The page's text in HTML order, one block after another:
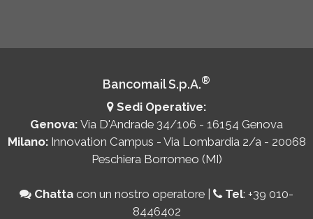
Bancomail S.p.A.®
Sedi Operative:
Genova: Via D'Andrade 34/106 - 16154 Genova
Milano: Innovation Campus - Via Lombardia 2/a - 20068
Peschiera Borromeo (MI)
Chatta con un nostro operatore | Tel: +39 010-
8446402